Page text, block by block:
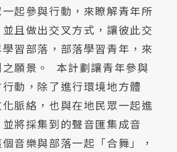
起參與行動，來瞭解青年所
且做出交叉方式，讓彼此交
習部落，部落學習青年，來
願景。 本計劃讓青年參與
動，除了進行環境地方體
脈絡，也與在地民眾一起進
將採集到的聲音匯集成音
音樂與部落一起「合舞」，